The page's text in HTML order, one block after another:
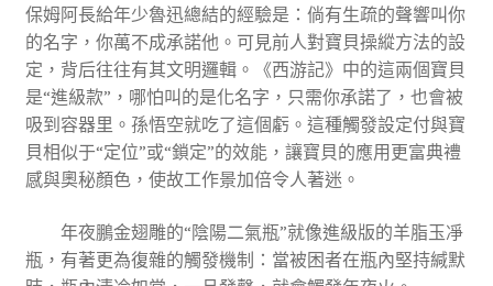
保姆阿長給年少魯迅總結的經驗是：倘有生疏的聲響叫你
的名字，你萬不成承諾他。可見前人對寶貝操縱方法的設
定，背后往往有其文明邏輯。《西游記》中的這兩個寶貝
是“進級款”，哪怕叫的是化名字，只需你承諾了，也會被
吸到容器里。孫悟空就吃了這個虧。這種觸發設定付與寶
貝相似于“定位”或“鎖定”的效能，讓寶貝的應用更富典禮
感與奧秘顏色，使故工作景加倍令人著迷。
年夜鵬金翅雕的“陰陽二氣瓶”就像進級版的羊脂玉凈
瓶，有著更為復雜的觸發機制：當被困者在瓶內堅持緘默